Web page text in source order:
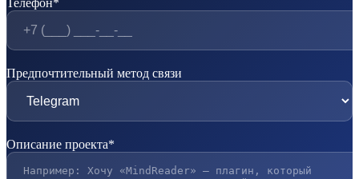
Телефон*
Предпочтительный метод связи
Описание проекта*